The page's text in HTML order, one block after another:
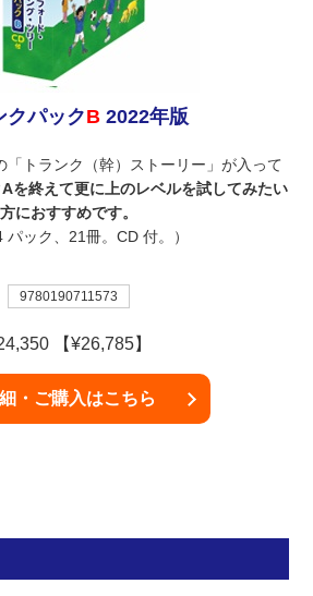
クパックB 2022年版
「トランク（幹）ストーリー」が入って
Aを終えて更に上のレベルを試してみたい
方におすすめです。
パック、21冊。CD 付。）
9780190711573
【¥26,785】
・ご購入はこちら